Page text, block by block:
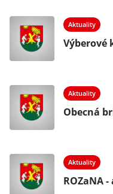
Aktuality
Výberové
Aktuality
Obecná
Aktuality
ROZaNA